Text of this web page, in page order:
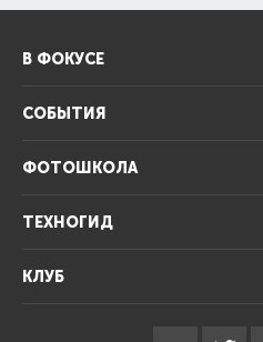
В ФОКУСЕ
СОБЫТИЯ
ФОТОШКОЛА
ТЕХНОГИД
КЛУБ